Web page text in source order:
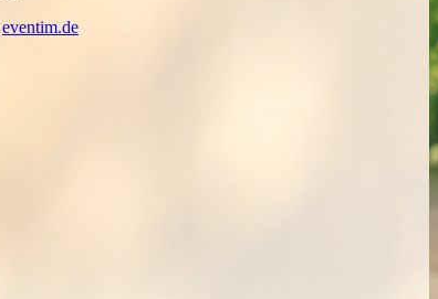
eventim.de